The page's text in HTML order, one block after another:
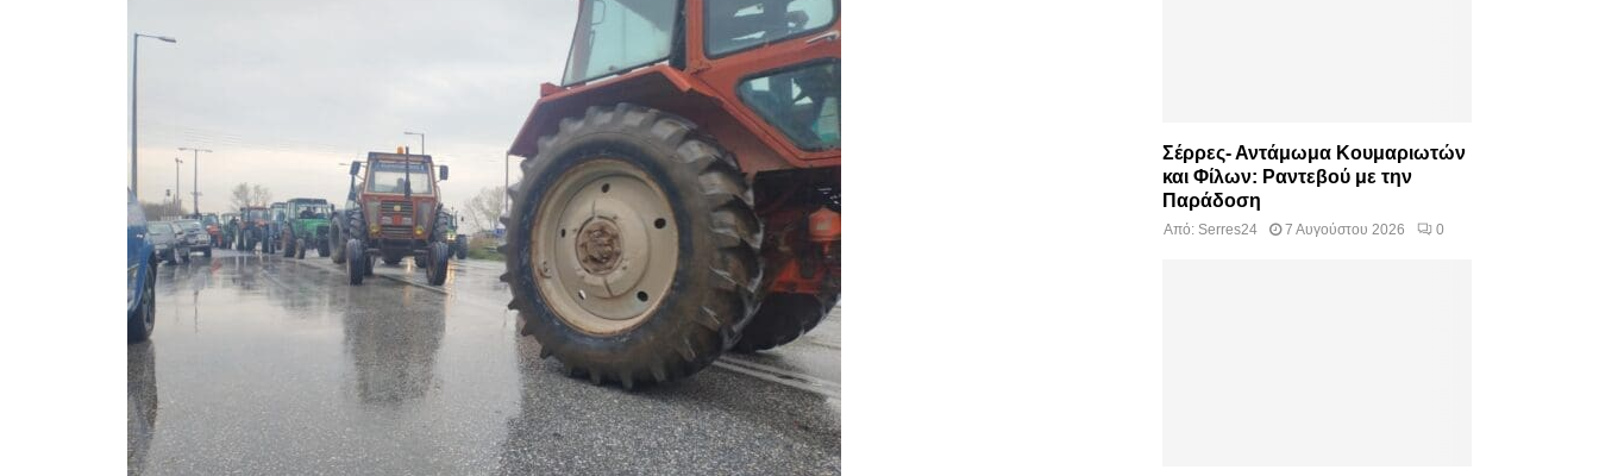
Σέρρες- Αντάμωμα Κουμαριωτών
και Φίλων: Ραντεβού με την
Παράδοση
Από: Serres24 7 Αυγούστου 2026 0